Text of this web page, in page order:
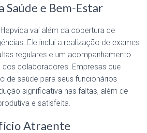
Saúde e Bem-Estar
vai além da cobertura de
Ele inclui a realização de exames
regulares e um acompanhamento
dos colaboradores. Empresas que
de saúde para seus funcionários
significativa nas faltas, além de
e satisfeita.
Atraente